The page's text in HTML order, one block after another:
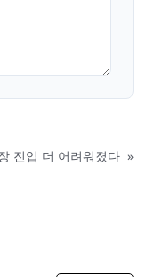
진입 더 어려워졌다 »